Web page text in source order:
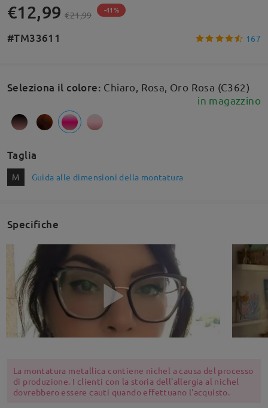
€12,99 €21,99 -41%
#TM33611 167
Seleziona il colore: Chiaro, Rosa, Oro Rosa (C362)
in magazzino
Taglia
M Guida alle dimensioni della montatura
Specifiche
La montatura metallica contiene nichel a causa del processo
di produzione. I clienti con la storia dell'allergia al nichel
dovrebbero essere cauti quando effettuano l'acquisto.